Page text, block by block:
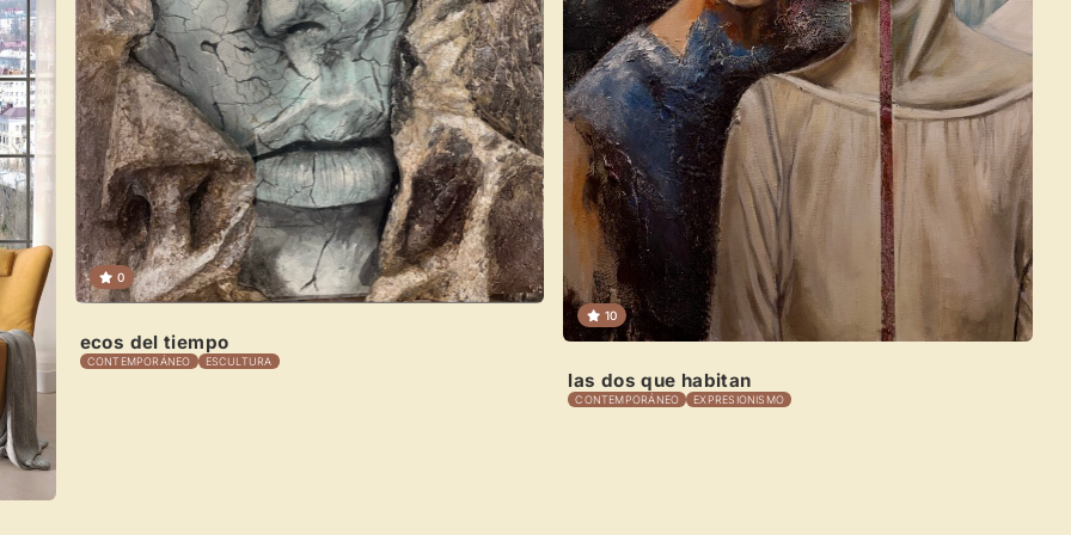
0
ecos del tiempo
CONTEMPORÁNEO ESCULTURA
10
las dos que habitan
CONTEMPORÁNEO EXPRESIONISMO